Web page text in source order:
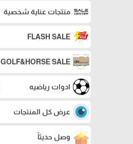
منتجات عناية شخصية
FLASH SALE
GOLF&HORSE SALE
ادوات رياضيه
عرض كل المنتجات
وصل حديثاً